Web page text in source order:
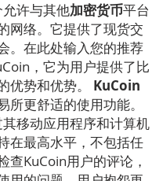
许与其他加密货币平台
网络。它提供了现货交
。在此处输入您的推荐
，它为用户提供了比
优势和优势。 KuCoin
所更舒适的使用功能。
移动应用程序和计算机
在最高水平，不包括任
查KuCoin用户的评论，